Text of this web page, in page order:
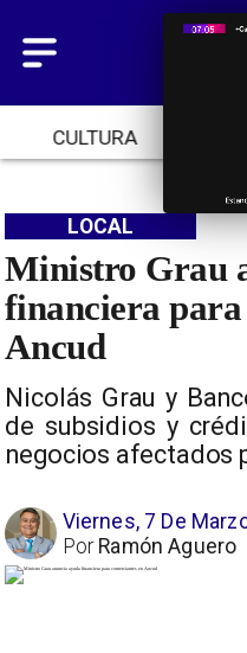
CULTURA
Ministro Grau
financiera para
Ancud
Nicolás Grau y
de subsidios y
negocios afectados
LOCAL
Viernes, 7 De
Ramón Aguero
Por